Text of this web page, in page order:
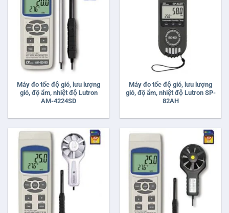
Máy đo tốc độ gió, lưu lượng
gió, độ ẩm, nhiệt độ Lutron
AM-4224SD
Máy đo tốc độ gió, lưu lượng
gió, độ ẩm, nhiệt độ Lutron SP-
82AH